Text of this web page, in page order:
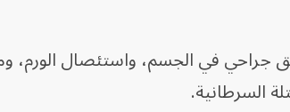
جراحي في الجسم، واستئصال الورم،
السرطانية.